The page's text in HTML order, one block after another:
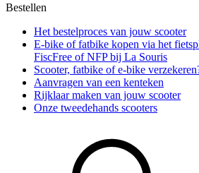
Bestellen
Het bestelproces van jouw scooter
E-bike of fatbike kopen via het
FiscFree of NFP bij La Souris
Scooter, fatbike of e-bike
Aanvragen van een kenteken
Rijklaar maken van jouw scooter
Onze tweedehands scooters